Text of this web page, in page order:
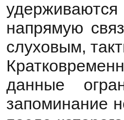
напрямую
слуховым,
данные
запоминание